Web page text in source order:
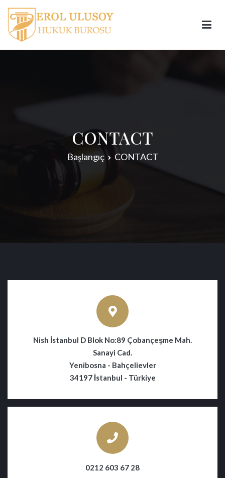
Prof. Dr. Erol Ulusoy
CONTACT
Başlangıç CONTACT
Nish İstanbul D Blok No:89 Çobançeşme Mah.
Sanayi Cad.
Yenibosna - Bahçelievler
34197 İstanbul - Türkiye
0212 603 67 28